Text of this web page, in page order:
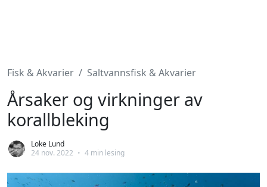
Fisk & Akvarier Saltvannsfisk & Akvarier
Årsaker og virkninger av
korallbleking
Loke Lund
24 nov. 2022 • 4 min lesing